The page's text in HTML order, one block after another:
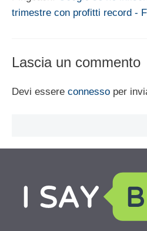
trimestre con profitti record -
Lascia un commento
Devi essere connesso per